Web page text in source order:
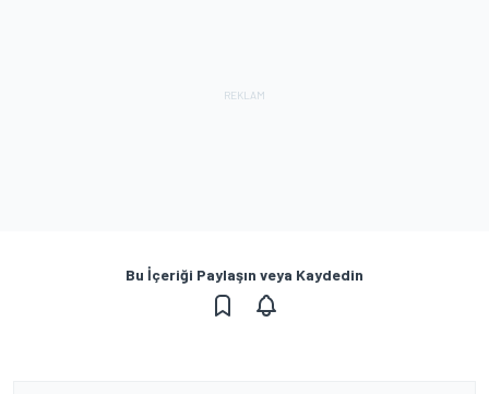
Bu İçeriği Paylaşın veya Kaydedin